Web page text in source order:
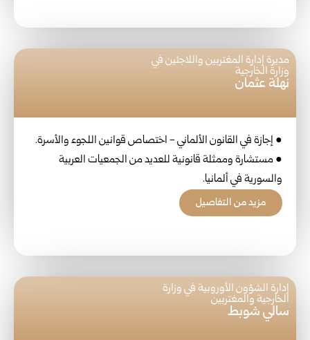
مديرة إدارة المغتربين واللاجئين في
وزارة الخارجية
نهلة عثمان
● إجازة في القانون الألماني - اختصاص قوانين اللجوء والأسرة.
● مستشارة وممثلة قانونية للعديد من الجمعيات العربية
والسورية في ألمانيا.
مزيد من التفاصيل
إدارة الشؤون الأوروبية في وزارة
الخارجية والمغتربين
سالي شوبط